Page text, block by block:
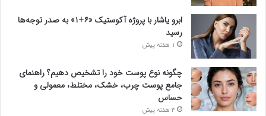
ابرو یاشار با پروژه آکوستیک «۶+۱» به صدر توجه‌ها
رسید
1 هفته پیش
چگونه نوع پوست خود را تشخیص دهیم؟ راهنمای
جامع پوست چرب، خشک، مختلط، معمولی و
حساس
3 هفته پیش